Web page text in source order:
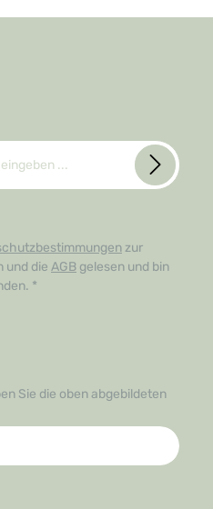
zur
und die AGB gelesen und bin
*
Sie die oben abgebildeten